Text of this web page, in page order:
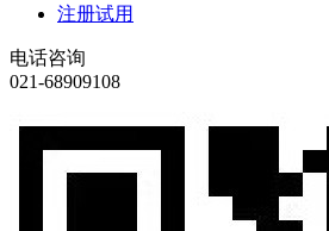
注册试用
电话咨询
021-68909108